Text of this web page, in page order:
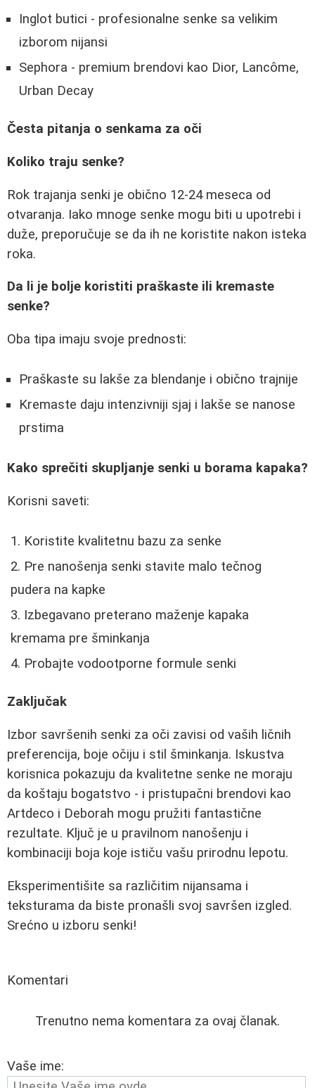
Inglot butici - profesionalne senke sa velikim
izborom nijansi
Sephora - premium brendovi kao Dior, Lancôme,
Urban Decay
Česta pitanja o senkama za oči
Koliko traju senke?
Rok trajanja senki je obično 12-24 meseca od
otvaranja. Iako mnoge senke mogu biti u upotrebi i
duže, preporučuje se da ih ne koristite nakon isteka
roka.
Da li je bolje koristiti praškaste ili kremaste
senke?
Oba tipa imaju svoje prednosti:
Praškaste su lakše za blendanje i obično trajnije
Kremaste daju intenzivniji sjaj i lakše se nanose
prstima
Kako sprečiti skupljanje senki u borama kapaka?
Korisni saveti:
Koristite kvalitetnu bazu za senke
Pre nanošenja senki stavite malo tečnog
pudera na kapke
Izbegavano preterano maženje kapaka
kremama pre šminkanja
Probajte vodootporne formule senki
Zaključak
Izbor savršenih senki za oči zavisi od vaših ličnih
preferencija, boje očiju i stil šminkanja. Iskustva
korisnica pokazuju da kvalitetne senke ne moraju
da koštaju bogatstvo - i pristupačni brendovi kao
Artdeco i Deborah mogu pružiti fantastične
rezultate. Ključ je u pravilnom nanošenju i
kombinaciji boja koje ističu vašu prirodnu lepotu.
Eksperimentišite sa različitim nijansama i
teksturama da biste pronašli svoj savršen izgled.
Srećno u izboru senki!
Komentari
Trenutno nema komentara za ovaj članak.
Vaše ime: